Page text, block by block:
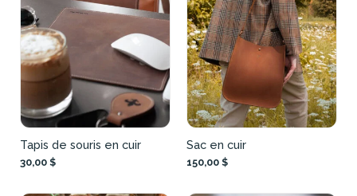
Tapis de souris en cuir
30,00 $
Sac en cuir
150,00 $